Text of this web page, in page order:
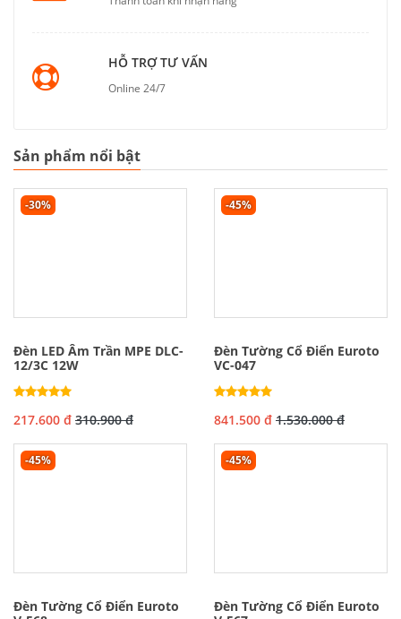
HỖ TRỢ TƯ VẤN
Online 24/7
Sản phẩm nổi bật
-30%
Đèn LED Âm Trần MPE DLC-
12/3C 12W
217.600 đ 310.900 đ
-45%
Đèn Tường Cổ Điển Euroto
VC-047
841.500 đ 1.530.000 đ
-45%
Đèn Tường Cổ Điển Euroto
-45%
Đèn Tường Cổ Điển Euroto